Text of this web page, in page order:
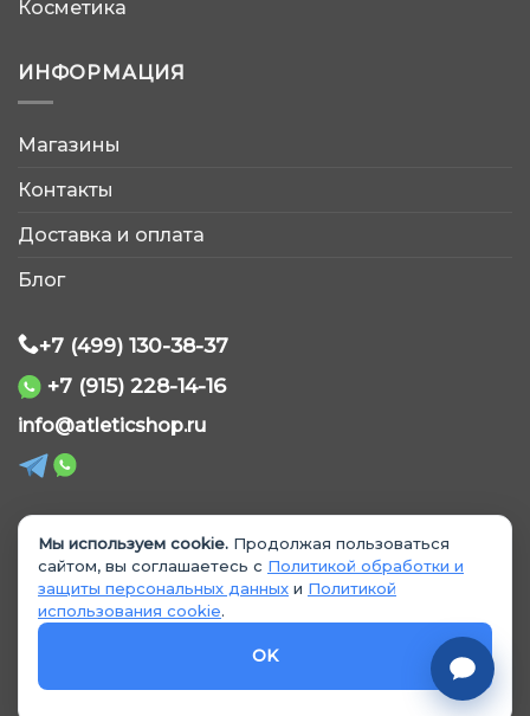
Косметика
ИНФОРМАЦИЯ
Магазины
Контакты
Доставка и оплата
Блог
+7 (499) 130-38-37
+7 (915) 228-14-16
info@atleticshop.ru
Мы используем cookie. Продолжая пользоваться
сайтом, вы соглашаетесь с Политикой обработки и
защиты персональных данных и Политикой
использования cookie.
OK
© 2026 «AtleticShop». Все права защищены
Политика обработки персональных данных
Политика использования cookie
Согласие на обработку данных
Согласие на рекламные материалы
MAX